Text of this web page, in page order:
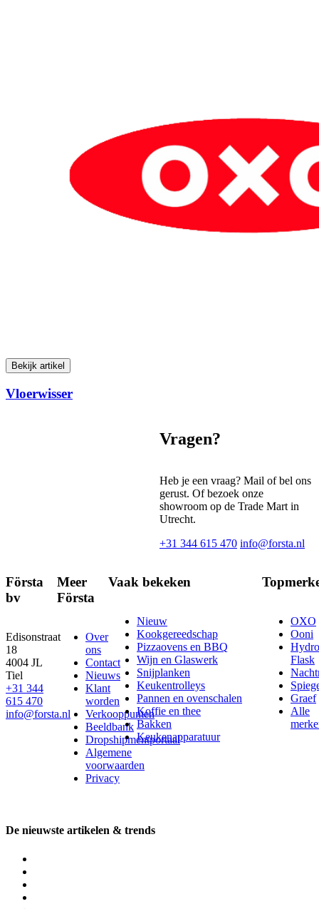
Bekijk artikel
Vloerwisser
Vragen?
Heb je een vraag? Mail of bel ons
gerust. Of bezoek onze
showroom op de Trade Mart in
Utrecht.
+31 344 615 470 info@forsta.nl
Första
bv
Edisonstraat
18
4004 JL
Tiel
+31 344
615 470
info@forsta.nl
Meer
Första
Over
ons
Contact
Nieuws
Klant
worden
Verkooppunten
Beeldbank
Dropshipmentportaal
Algemene
voorwaarden
Privacy
Vaak bekeken
Nieuw
Kookgereedschap
Pizzaovens en BBQ
Wijn en Glaswerk
Snijplanken
Keukentrolleys
Pannen en ovenschalen
Koffie en thee
Bakken
Keukenapparatuur
OXO
Ooni
Hydro
Flask
Graef
Alle
De nieuwste artikelen & trends